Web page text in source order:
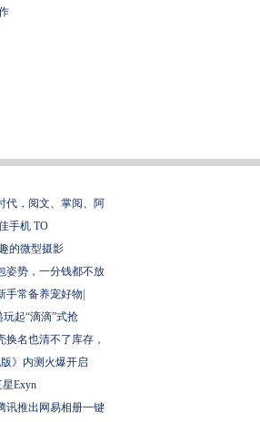
代，阅文、掌阅、阿
手机 TO
的微型摄影
姿势，一分钱都不放
常备养宠好物|
起“滴滴”式抢
换名也清不了库存，
》内测火爆开启
Exyn
讯推出网易相册一键